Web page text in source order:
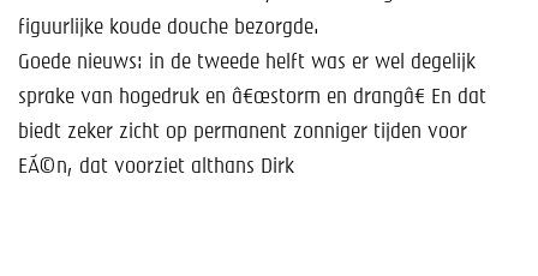
figuurlijke koude douche bezorgde.
Goede nieuws: in de tweede helft was er wel degelijk
sprake van hogedruk en â€œstorm en drangâ€ En dat
biedt zeker zicht op permanent zonniger tijden voor
EÃ©n, dat voorziet althans Dirk